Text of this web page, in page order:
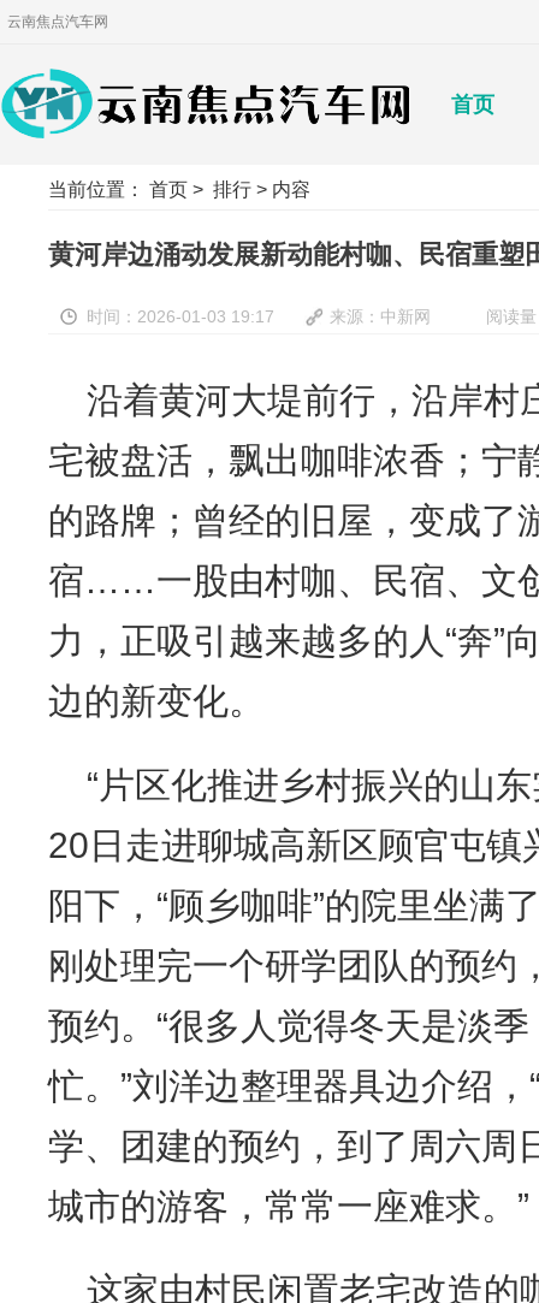
云南焦点汽车网
首页
当前位置： 首页 > 排行 > 内容
黄河岸边涌动发展新动能村咖、民宿重塑
时间：2026-01-03 19:17 来源：中新网 阅读
沿着黄河大堤前行，沿岸村
宅被盘活，飘出咖啡浓香；宁
的路牌；曾经的旧屋，变成了
宿……一股由村咖、民宿、文
力，正吸引越来越多的人“奔”
边的新变化。
“片区化推进乡村振兴的山
20日走进聊城高新区顾官屯
阳下，“顾乡咖啡”的院里坐满
刚处理完一个研学团队的预约
预约。“很多人觉得冬天是淡
忙。”刘洋边整理器具边介绍
学、团建的预约，到了周六周
城市的游客，常常一座难求。”
这家由村民闲置老宅改造的